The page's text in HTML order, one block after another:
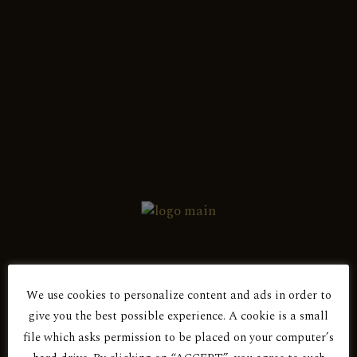
Είσαι άνω των 18 ετών;
ΕΠΟΣ ΕΡΥΘΡΟΣ 2018
We use cookies to personalize content and ads in order to
give you the best possible experience. A cookie is a small
file which asks permission to be placed on your computer’s